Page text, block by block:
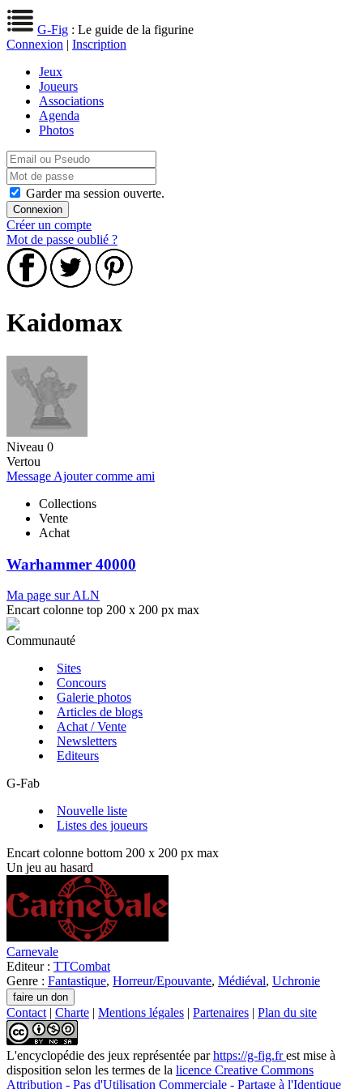
G-Fig : Le guide de la figurine
Connexion | Inscription
Jeux
Joueurs
Associations
Agenda
Photos
Garder ma session ouverte.
Créer un compte
Mot de passe oublié ?
Kaidomax
Niveau 0
Vertou
Message Ajouter comme ami
Collections
Vente
Achat
Warhammer 40000
Ma page sur ALN
Encart colonne top 200 x 200 px max
Communauté
Sites
Concours
Galerie photos
Articles de blogs
Achat / Vente
Newsletters
Editeurs
G-Fab
Nouvelle liste
Listes des joueurs
Encart colonne bottom 200 x 200 px max
Un jeu au hasard
Carnevale
Editeur : TTCombat
Genre : Fantastique, Horreur/Epouvante, Médiéval, Uchronie
Contact | Charte | Mentions légales | Partenaires | Plan du site
L'encyclopédie des jeux représentée parhttps://g-fig.frest mise à
disposition selon les termes de la licence Creative Commons
Attribution - Pas d'Utilisation Commerciale - Partage à l'Identique